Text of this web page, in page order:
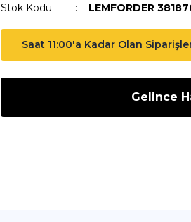
Stok Kodu
LEMFORDER
Saat 11:00'a Kadar Olan
Gelince